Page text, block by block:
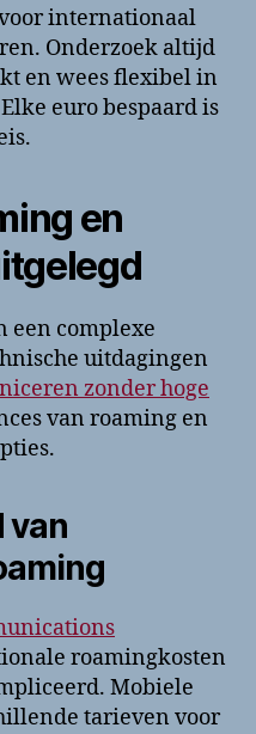
internationaal
Onderzoek altijd
en wees flexibel in
euro bespaard is
en
complexe
uitdagingen
zonder hoge
van roaming en
van
roamingkosten
Mobiele
tarieven voor